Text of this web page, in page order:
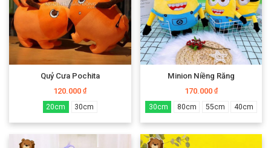
Quỷ Cưa Pochita
120.000₫
20cm 30cm
Minion Niềng Răng
170.000 ₫
30cm 80cm 55cm 40cm